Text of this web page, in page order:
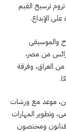
ترسيخ القيم
على الإبداع.
والموسيقى
من مصر،
من العراق، وفرقة
موعد مع ورشات
وتطوير المهارات
فنانون ومختصون